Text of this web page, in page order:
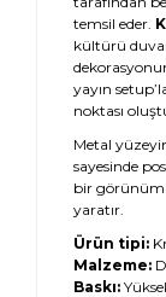
temsil eder.
kültürü
yayın
noktası
Metal
sayesinde
bir görünüm
yaratır.
Ürün tipi:
Malzeme:
Baskı: